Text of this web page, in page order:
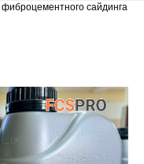
фиброцементного сайдинга